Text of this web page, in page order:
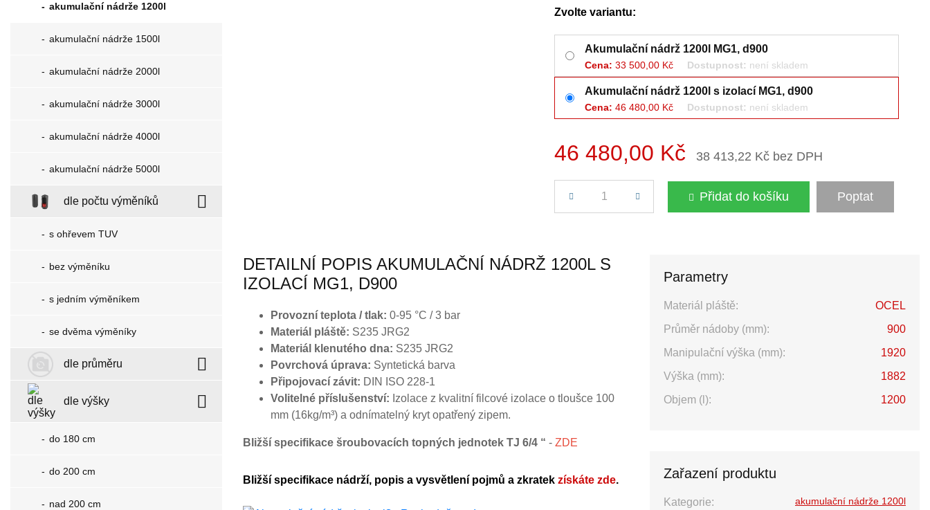
akumulační nádrže 1200l
akumulační nádrže 1500l
akumulační nádrže 2000l
akumulační nádrže 3000l
akumulační nádrže 4000l
akumulační nádrže 5000l
dle počtu výměníků
s ohřevem TUV
bez výměníku
s jedním výměníkem
se dvěma výměníky
dle průměru
dle výšky
do 180 cm
do 200 cm
nad 200 cm
Zvolte variantu:
Akumulační nádrž 1200l MG1, d900
Cena: 33 500,00 Kč Dostupnost: není skladem
Akumulační nádrž 1200l s izolací MG1, d900
Cena: 46 480,00 Kč Dostupnost: není skladem
46 480,00 Kč 38 413,22 Kč bez DPH
Přidat do košíku Poptat
DETAILNÍ POPIS AKUMULAČNÍ NÁDRŽ 1200L S
IZOLACÍ MG1, D900
Provozní teplota / tlak: 0-95 °C / 3 bar
Materiál pláště: S235 JRG2
Materiál klenutého dna: S235 JRG2
Povrchová úprava: Syntetická barva
Připojovací závit: DIN ISO 228-1
Volitelné příslušenství: Izolace z kvalitní filcové izolace o tloušce 100
mm (16kg/m³) a odnímatelný kryt opatřený zipem.
Bližší specifikace šroubovacích topných jednotek TJ 6/4 “ - ZDE
Bližší specifikace nádrží, popis a vysvětlení pojmů a zkratek získáte zde.
Parametry
Materiál pláště:
OCEL
Průměr nádoby (mm):
900
Manipulační výška (mm):
1920
Výška (mm):
1882
Objem (l):
1200
Zařazení produktu
Kategorie: akumulační nádrže 1200l